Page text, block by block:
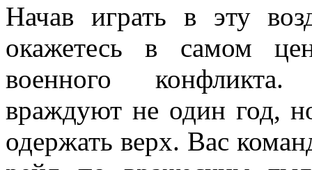
Начав играть в эту
окажетесь в самом
военного
враждуют не один год,
одержать верх. Вас